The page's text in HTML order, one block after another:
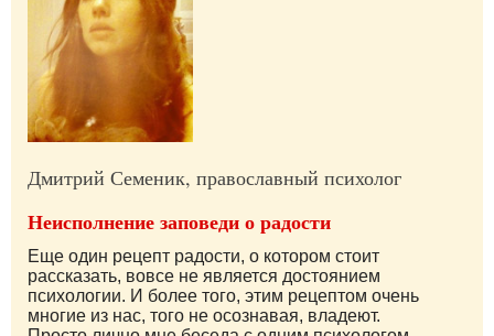
Дмитрий Семеник, православный психолог
Неисполнение заповеди о радости
Еще один рецепт радости, о котором стоит
рассказать, вовсе не является достоянием
психологии. И более того, этим рецептом очень
многие из нас, того не осознавая, владеют.